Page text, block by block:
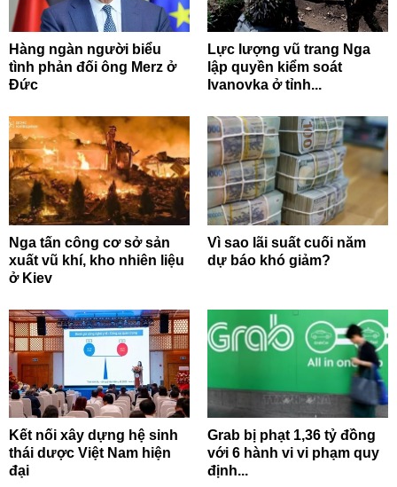
Hàng ngàn người biểu
tình phản đối ông Merz ở
Đức
Lực lượng vũ trang Nga
lập quyền kiểm soát
Ivanovka ở tỉnh...
Nga tấn công cơ sở sản
xuất vũ khí, kho nhiên liệu
ở Kiev
Vì sao lãi suất cuối năm
dự báo khó giảm?
Kết nối xây dựng hệ sinh
thái dược Việt Nam hiện
đại
Grab bị phạt 1,36 tỷ đồng
với 6 hành vi vi phạm quy
định...